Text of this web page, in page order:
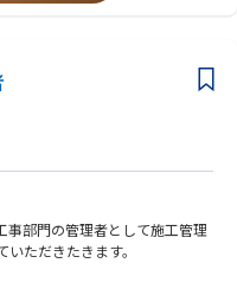
事部門の管理者として施工管理
ただきたきます。